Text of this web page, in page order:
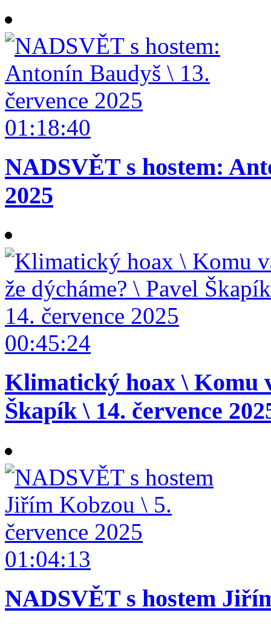
01:18:40
NADSVĚT s hostem:
2025
00:45:24
Klimatický hoax \ Komu
Škapík \ 14. července
01:04:13
NADSVĚT s hostem